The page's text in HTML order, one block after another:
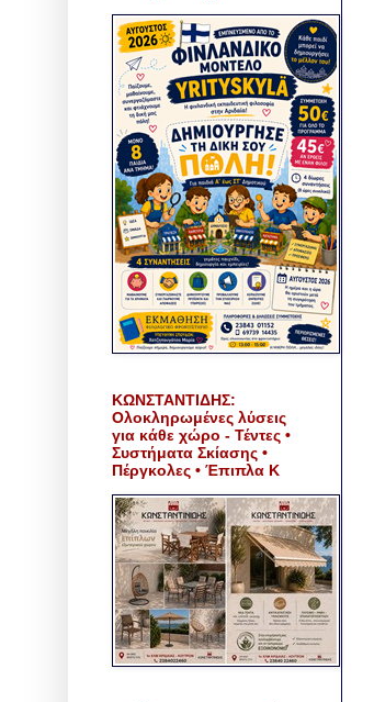
ΚΩΝΣΤΑΝΤΙΔΗΣ:
Ολοκληρωμένες λύσεις
για κάθε χώρο - Τέντες •
Συστήματα Σκίασης •
Πέργκολες • Έπιπλα Κ